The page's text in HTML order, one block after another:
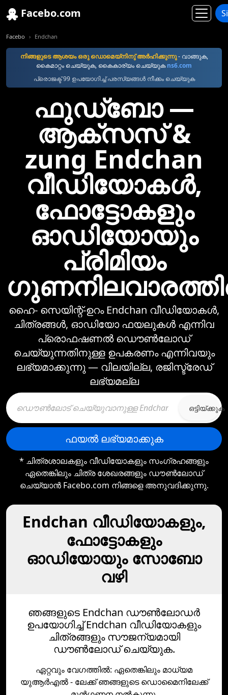
Facebo.com
Facebo Endchan
നിങ്ങളുടെ ആശയം ഒരു ഡൊമെയ്നിനു് അര്‍ഹിക്കുന്നു- വാങ്ങുക,
കൈമാറ്റം ചെയ്യുക, കൈകാര്യം ചെയ്യുകns6.com
പ്രൊജക്ട് 99 ഉപയോഗിച്ച് പരസ്യങ്ങൾ നീക്കം ചെയ്യുക
ഫുഡ്ബോ —
ആക്സസ് &
zung Endchan
വീഡിയോകള്‍,
ഫോട്ടോകളും
ഓഡിയോയും
പ്രിമിയം
ഹൈ- സെയിന്റ്-ഉറം Endchan വീഡിയോകള്‍,
ചിത്രങ്ങള്‍, ഓഡിയോ ഫയലുകള്‍ എന്നിവ
പ്രൊഫഷണല്‍ ഡൌണ്‍ലോഡ്
ചെയ്യുന്നതിനുള്ള ഉപകരണം എന്നിവയും
ലഭ്യമാക്കുന്നു —⁠ വിലയില്ല, രജിസ്ട്രേഡ്
ലഭ്യമല്ല
ഒട്ടിയ്ക്കുക
ഫയല്‍ ലഭ്യമാക്കുക
* ചിത്രശാലകളും വീഡിയോകളും സംഗ്രഹങ്ങളും
ഏതെങ്കിലും ചിത്ര ശേഖരങ്ങളും ഡൗൺലോഡ്‌
ചെയ്യാൻ Facebo.com നിങ്ങളെ അനുവദിക്കുന്നു.
Endchan വീഡിയോകളും,
ഫോട്ടോകളും
ഓഡിയോയും സോബോ
വഴി
ഞങ്ങളുടെ Endchan ഡൗൺലോഡർ
ഉപയോഗിച്ച് Endchan വീഡിയോകളും
ചിത്രങ്ങളും സൗജന്യമായി
ഡൗൺലോഡ് ചെയ്യുക.
ഏറ്റവും വേഗത്തില്‍: ഏതെങ്കിലും മാധ്യമ
യുആര്‍എല്‍ - ലേക്ക് ഞങ്ങളുടെ ഡൊമൈനിലേക്ക്